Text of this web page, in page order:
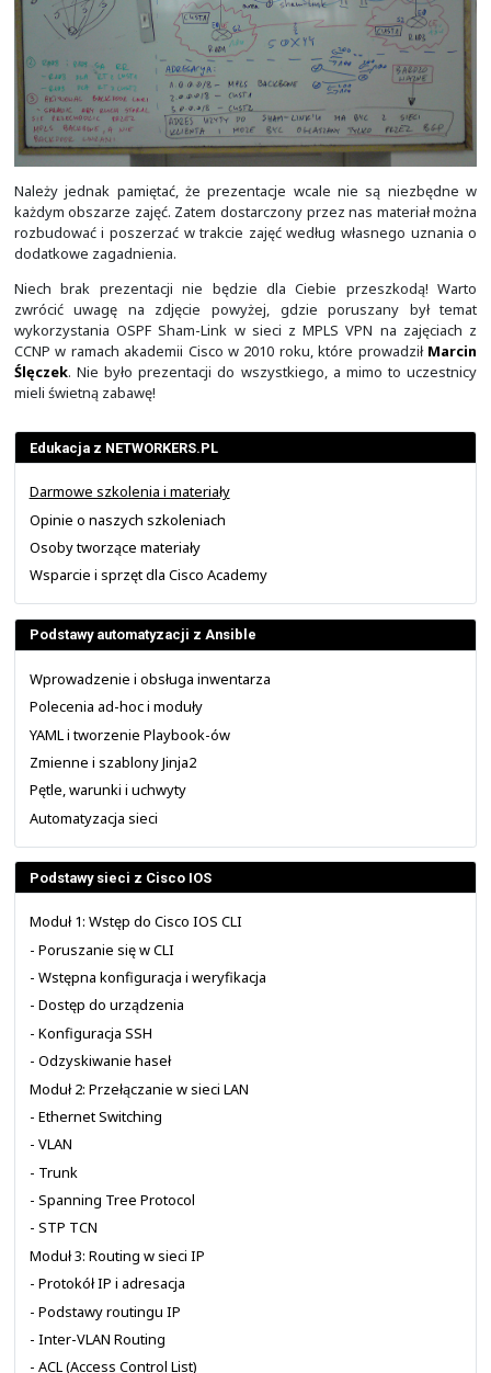
Moduł 1 - to 2 zajęcia po 4-godziny zegarowe (wstęp
CLI) -
zostało już opublikowane.
Moduł 2 - to 2 zajęcia po 4-godziny zegarowe
zostało już opublikowane.
Moduł 3 - to 3 zajęcia po 4-godziny zegarowe
zostało już opublikowane.
Moduł 4 - to 2 zajęcia po 4-godziny zegarowe
DHCP, Syslog i NetFlow) -zostało już
Moduł 5 - to 3 zajęcia po 4-godziny zegarowe
trakcie publikacji
Moduł 6 - to 2 zajęcia po 4-godziny zegarowe
podstaw L2) -jeszcze nie jest opublikowane .
Moduł 7 - to 2 zajęcia po 4-godziny zegarowe
podstaw L3) -jeszcze nie jest opublikowane.
prezentacje oraz kilka dodatkowych,
powtórkowych z ćwiczeniami, które nie są w ten
Umożliwiają one utrwalanie wcześniej poznanej wiedzy.
W roku 2025 zostało udostępnione w całości
automatyzacji z Ansible". Przy czym, nie
przyszłości pojawi się jego dalsza kontynuacja. Nie
slajdów do tego szkolenia.
Szkolenie to realizowane jest z użyciem narzędzi
systemie RHEL10 (Red Hat Enterprise Linux 10).
Materiał ten idealnie nadaje się do przerabienia na
średniej, tak aby już dalej w ramach zajęć na uczelni czy
Cisco Academy
brakuje instruktorów, nauczycieli czy profesorów, którzy
zajęcia prowadzić. Nie da się ukryć, że w branży tej
ilość osób, że nie powinno to stanowić
przygotowanie odpowiedniego materiału, prezentacji
bardzo czasochłonne. Stąd mamy nadzieję, że
materiałów, prezentacji, ćwiczeń i warsztatów sprawi,
będzie skora takie zajęcia prowadzić.